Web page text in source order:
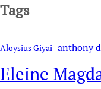
Tags
Aloysius Giyai anthony
Eleine